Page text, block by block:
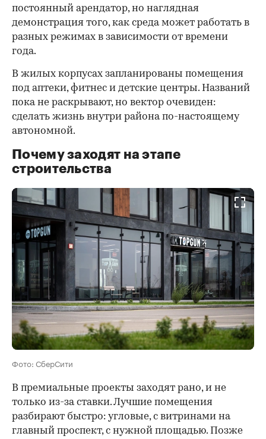
постоянный арендатор, но наглядная
демонстрация того, как среда может работать в
разных режимах в зависимости от времени
года.
В жилых корпусах запланированы помещения
под аптеки, фитнес и детские центры. Названий
пока не раскрывают, но вектор очевиден:
сделать жизнь внутри района по-настоящему
автономной.
Почему заходят на этапе
строительства
Фото: СберСити
В премиальные проекты заходят рано, и не
только из-за ставки. Лучшие помещения
разбирают быстро: угловые, с витринами на
главный проспект, с нужной площадью. Позже